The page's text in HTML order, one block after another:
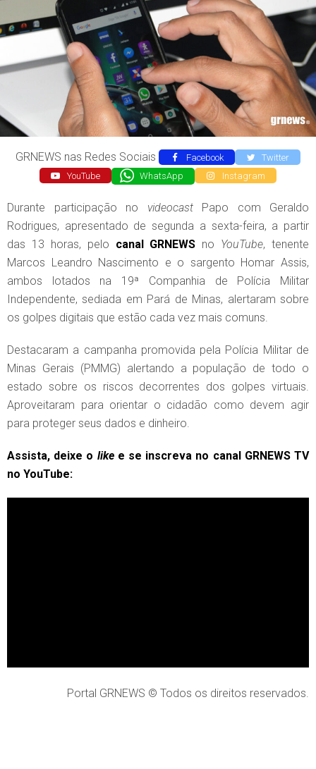
GRNEWS nas Redes Sociais Facebook
Twitter
YouTube
WhatsApp Instagram
Durante participação no videocastPapo com Geraldo
Rodrigues, apresentado de segunda a sexta-feira, a partir
das 13 horas, pelo canal GRNEWS no YouTube, tenente
Marcos Leandro Nascimento e o sargento Homar Assis,
ambos lotados na 19ª Companhia de Polícia Militar
Independente, sediada em Pará de Minas, alertaram sobre
os golpes digitais que estão cada vez mais comuns.
Destacaram a campanha promovida pela Polícia Militar de
Minas Gerais (PMMG) alertando a população de todo o
estado sobre os riscos decorrentes dos golpes virtuais.
Aproveitaram para orientar o cidadão como devem agir
para proteger seus dados e dinheiro.
Assista, deixe o likee se inscreva no canal GRNEWS TV
no YouTube:
Portal GRNEWS © Todos os direitos reservados.